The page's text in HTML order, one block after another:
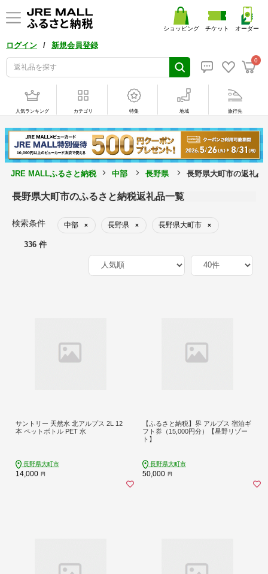
ログイン / 新規会員登録
0
ショッピング チケット オーダー
人気ランキング カテゴリ 特集 地域 旅行先
JRE MALLふるさと納税 中部 長野県 長野県大町市の返礼品
長野県大町市のふるさと納税返礼品一覧
検索条件 中部 × 長野県 × 長野県大町市 ×
336 件
サントリー 天然水 北アルプス 2L 12
本 ペットボトル PET 水
長野県大町市
14,000 円
【ふるさと納税】界 アルプス 宿泊ギ
フト券（15,000円分）【星野リゾー
ト】
長野県大町市
50,000 円